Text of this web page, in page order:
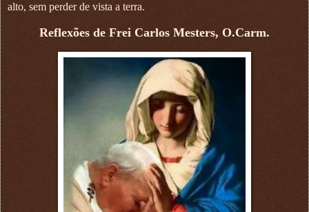
alto, sem perder de vista a terra.
Reflexões de Frei Carlos Mesters, O.Carm.